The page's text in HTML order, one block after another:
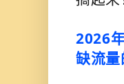
2026
缺流量